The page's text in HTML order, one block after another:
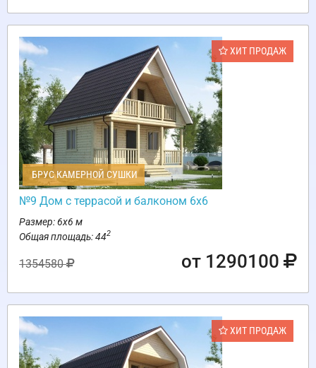
ХИТ ПРОДАЖ
БРУС КАМЕРНОЙ СУШКИ
№9 Дом с террасой и балконом 6х6
Размер: 6х6 м
Общая площадь: 442
1354580 от 1290100
ХИТ ПРОДАЖ